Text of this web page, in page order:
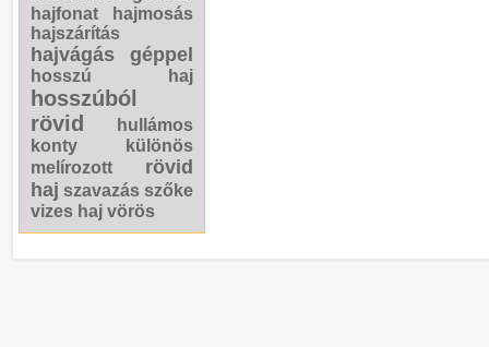
hajfonat
hajmosás
hajszárítás
hajvágás géppel
hosszú haj
hosszúból
rövid
hullámos
konty
különös
melírozott
rövid
haj szavazás szőke
vizes haj vörös